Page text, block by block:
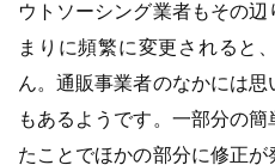
ウトソーシング業者もその
まりに頻繁に変更されると
ん。通販事業者のなかには
もあるようです。一部分の
たことでほかの部分に修正